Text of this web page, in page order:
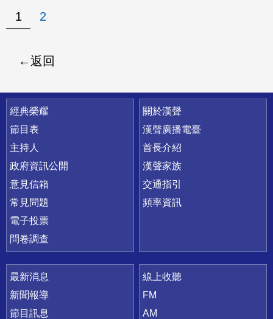
1 2
返回
快速連結
經典榮耀
節目表
主持人
政府資訊公開
意見信箱
常見問題
電子投票
問卷調查
關於漢聲
漢聲廣播電臺
首長介紹
漢聲家族
交通指引
頻率資訊
最新消息
新聞報導
節目訊息
線上收聽
FM
AM